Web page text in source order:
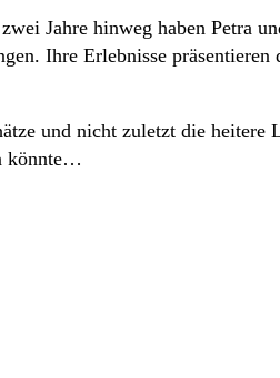
Jahre hinweg haben Petra
Ihre Erlebnisse
und nicht zuletzt die heitere
könnte…